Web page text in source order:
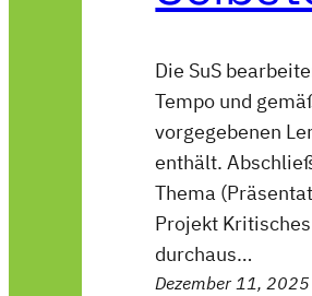
Die SuS
Tempo und
vorgegebenen
enthält.
Thema
Projekt
durchaus…
Dezember 11, 2025